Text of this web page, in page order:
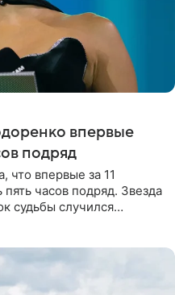
впервые
подряд
что впервые за 11
часов подряд. Звезда
судьбы случился